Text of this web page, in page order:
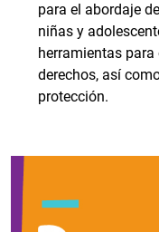
para el abordaje
niñas y
herramientas
derechos, así
protección.